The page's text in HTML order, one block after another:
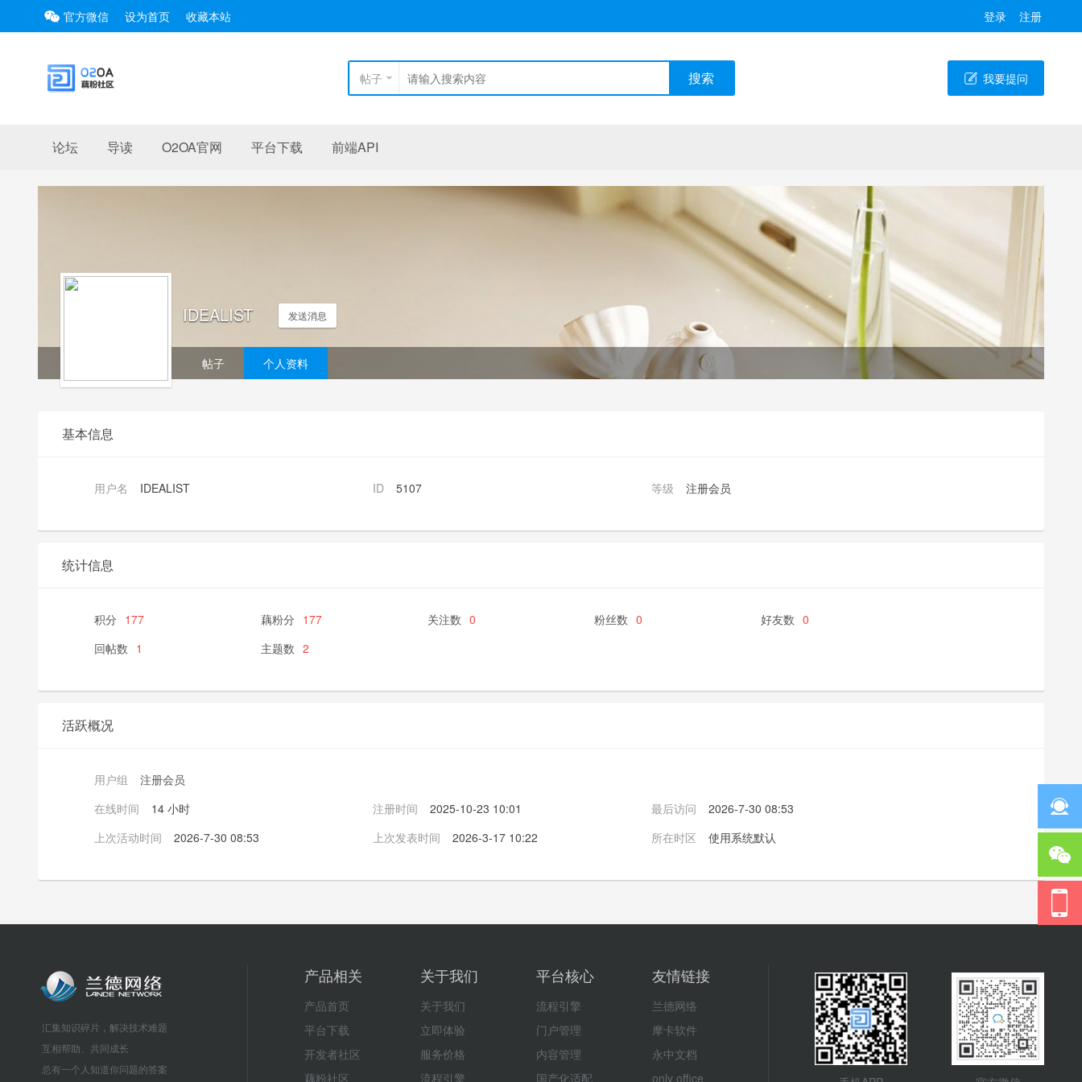
官方微信 设为首页 收藏本站 登录 注册
帖子 搜索 我要提问
论坛 导读 O2OA官网 平台下载 前端API
IDEALIST 发送消息
帖子 个人资料
基本信息
用户名 IDEALIST ID 5107 等级 注册会员
统计信息
积分 177 藕粉分 177 关注数 0 粉丝数 0 好友数 0
回帖数 1 主题数 2
活跃概况
用户组
注册会员
在线时间
14 小时 注册时间 2025-10-23 10:01 最后访问
2026-7-30 08:53
上次活动时间
2026-7-30 08:53 上次发表时间 2026-3-17 10:22 所在时区 使用系统默认
汇集知识碎片，解决技术难题
互相帮助、共同成长
总有一个人知道你问题的答案
产品相关
产品首页
平台下载
开发者社区
藕粉社区
关于我们
关于我们
立即体验
服务价格
流程引擎
平台核心
流程引擎
门户管理
内容管理
国产化适配
友情链接
兰德网络
摩卡软件
永中文档
only office